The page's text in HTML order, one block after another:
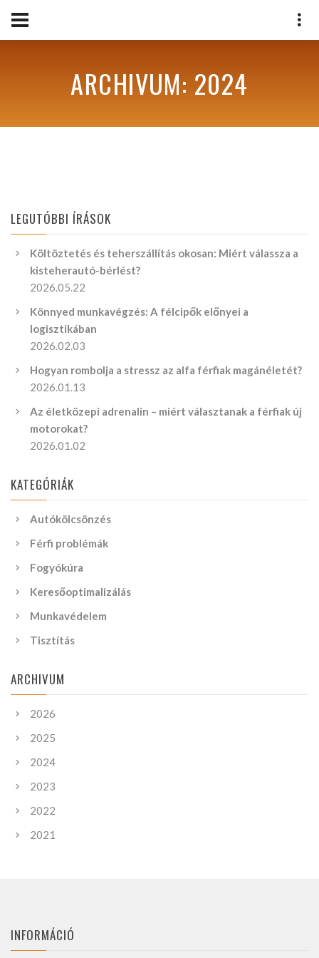
ARCHIVUM: 2024
LEGUTÓBBI ÍRÁSOK
Költöztetés és teherszállítás okosan: Miért válassza a
kisteherautó-bérlést?
2026.05.22
Könnyed munkavégzés: A félcipők előnyei a
logisztikában
2026.02.03
Hogyan rombolja a stressz az alfa férfiak magánéletét?
2026.01.13
Az életközepi adrenalin – miért választanak a férfiak új
motorokat?
2026.01.02
KATEGÓRIÁK
Autókölcsönzés
Férfi problémák
Fogyókúra
Keresőoptimalizálás
Munkavédelem
Tisztítás
ARCHIVUM
2026
2025
2024
2023
2022
2021
INFORMÁCIÓ